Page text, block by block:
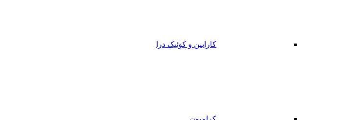
کارابین و کوئیک درا